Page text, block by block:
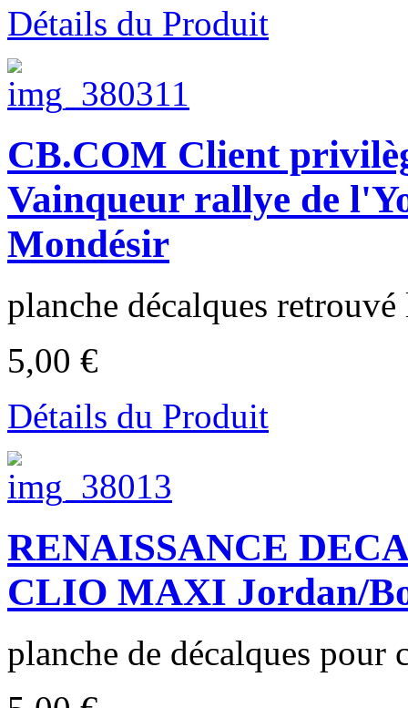
Détails du Produit
CB.COM Client
Vainqueur rallye de
Mondésir
planche décalques
5,00 €
Détails du Produit
RENAISSANCE
CLIO MAXI Jordan/
planche de décalques pour